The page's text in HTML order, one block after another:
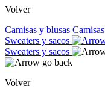
Volver
Camisas y blusas Camisas
Sweaters y sacos
Sweaters y sacos
Volver